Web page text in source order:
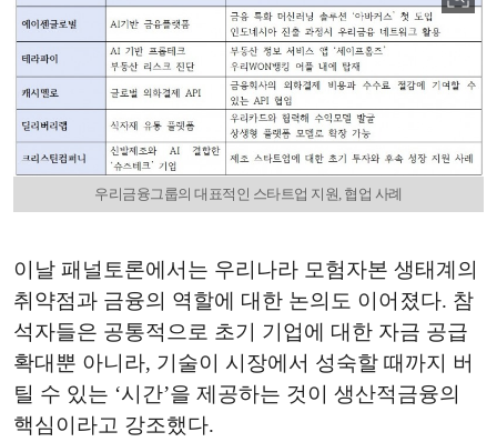
우리금융그룹의 대표적인 스타트업 지원, 협업 사례
이날 패널토론에서는 우리나라 모험자본 생태계의
취약점과 금융의 역할에 대한 논의도 이어졌다. 참
석자들은 공통적으로 초기 기업에 대한 자금 공급
확대뿐 아니라, 기술이 시장에서 성숙할 때까지 버
틸 수 있는 ‘시간’을 제공하는 것이 생산적금융의
핵심이라고 강조했다.